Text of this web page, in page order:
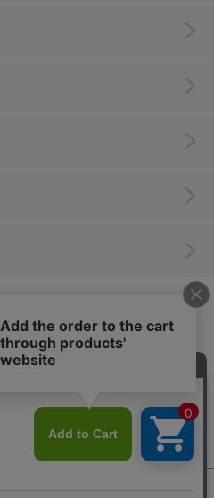
ノベーションを。
コンビ株式会社